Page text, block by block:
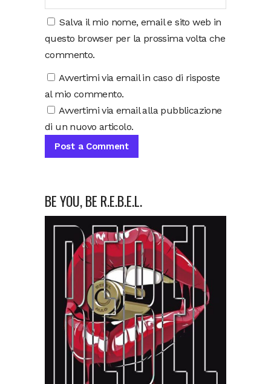
Salva il mio nome, email e sito web in
questo browser per la prossima volta che
commento.
Avvertimi via email in caso di risposte
al mio commento.
Avvertimi via email alla pubblicazione
di un nuovo articolo.
BE YOU, BE R.E.B.E.L.